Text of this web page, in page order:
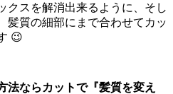
クスを解消出来るように、そし
髪質の細部にまで合わせてカッ
😉
法ならカットで『髪質を変え